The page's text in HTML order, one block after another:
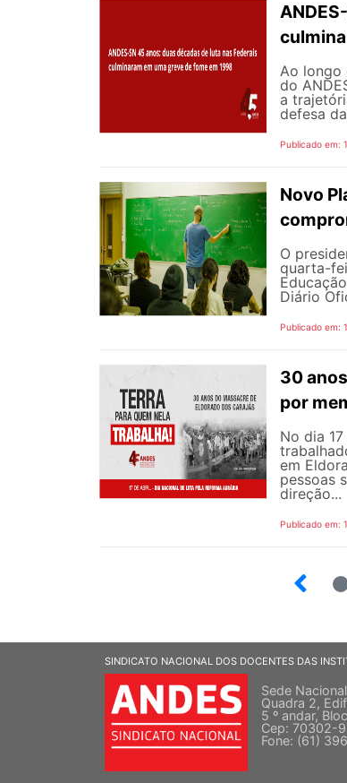
Ao longo
do
a
defesa
Publicado em:
Novo
O
quarta-
Diário
Publicado em:
30
por
No dia
em
pessoas
direção...
Publicado em:
SINDICATO NACIONAL DOS DOCENTES DAS
Sede
Quadra 2,
5 º andar,
Cep: 70302-
Fone: (61)